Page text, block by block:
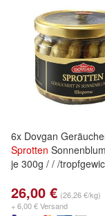
6x Dovgan
Sprotten
je 300g / / /
26,00 € (26,26 €/kg)
+ 6,00 € Versand